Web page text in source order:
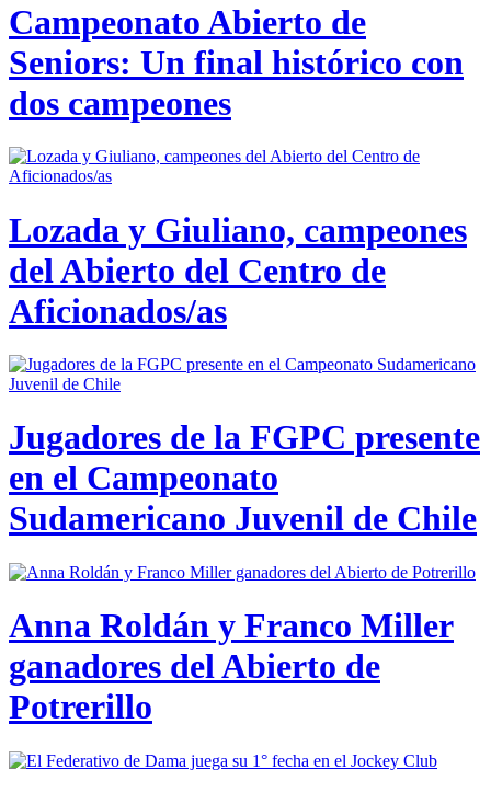
Campeonato Abierto de
Seniors: Un final histórico con
dos campeones
Lozada y Giuliano, campeones
del Abierto del Centro de
Aficionados/as
Jugadores de la FGPC presente
en el Campeonato
Sudamericano Juvenil de Chile
Anna Roldán y Franco Miller
ganadores del Abierto de
Potrerillo